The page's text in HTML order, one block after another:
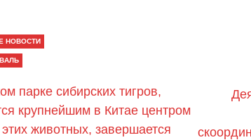
НОВОСТИ
парке сибирских тигров,
крупнейшим в Китае центром
животных, завершается